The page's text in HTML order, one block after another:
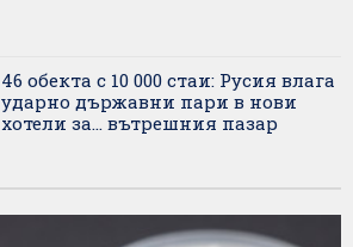
46 обекта с 10 000 стаи: Русия влага
ударно държавни пари в нови
хотели за... вътрешния пазар